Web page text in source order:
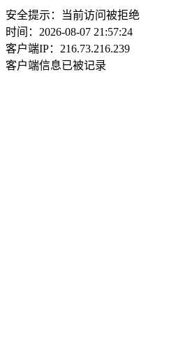
安全提示：当前访问被拒绝
时间：2026-08-07 21:57:24
客户端IP：216.73.216.239
客户端信息已被记录